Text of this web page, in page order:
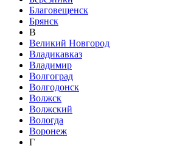
Благовещенск
Брянск
В
Великий Новгород
Владикавказ
Владимир
Волгоград
Волгодонск
Волжск
Волжский
Вологда
Воронеж
Г